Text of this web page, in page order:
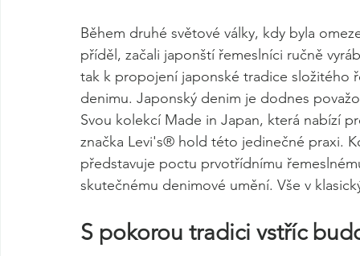
Během druhé světové války, kdy byla
příděl, začali japonští řemeslníci ručně
tak k propojení japonské tradice složitého
denimu. Japonský denim je dodnes
Svou kolekcí Made in Japan, která nabízí
značka Levi's® hold této jedinečné praxi.
představuje poctu prvotřídnímu
skutečnému denimové umění. Vše v
S pokorou tradici vstříc